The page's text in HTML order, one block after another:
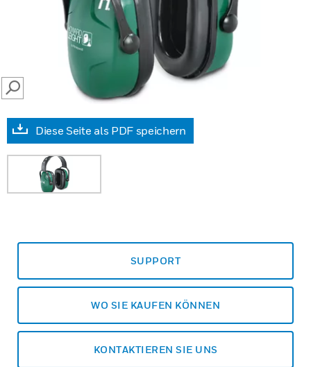
SEARCH
Diese Seite als PDF speichern
SUPPORT
WO SIE KAUFEN KÖNNEN
KONTAKTIEREN SIE UNS